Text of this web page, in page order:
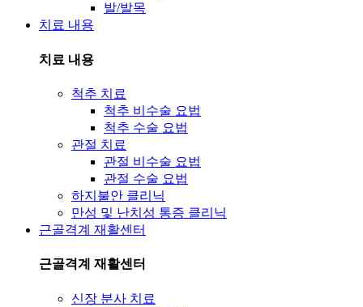
발/발목
치료 내용
치료 내용
척추 치료
척추 비수술 요법
척추 수술 요법
관절 치료
관절 비수술 요법
관절 수술 요법
하지불안 클리닉
만성 및 난치성 통증 클리닉
근골격계 재활센터
근골격계 재활센터
신장 분사 치료